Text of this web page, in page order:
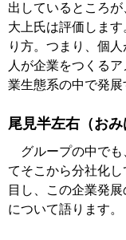
出しているところ
大上氏は評価しま
り方。つまり、個
人が企業をつくる
業生態系の中で発展
尾見半左右（お
グループの中でも
てそこから分社化
目し、この企業発
について語ります。